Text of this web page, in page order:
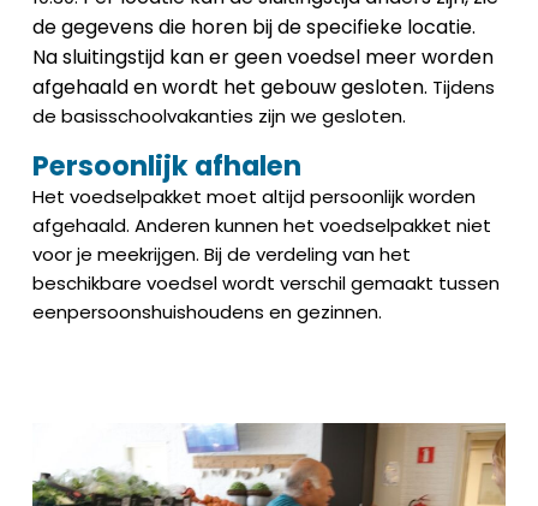
de gegevens die horen bij de specifieke locatie.
Na sluitingstijd kan er geen voedsel meer worden
afgehaald en wordt het gebouw gesloten. Tijdens
de basisschoolvakanties zijn we gesloten.
Persoonlijk afhalen
Het voedselpakket moet altijd persoonlijk worden
afgehaald. Anderen kunnen het voedselpakket niet
voor je meekrijgen. Bij de verdeling van het
beschikbare voedsel wordt verschil gemaakt tussen
eenpersoonshuishoudens en gezinnen.